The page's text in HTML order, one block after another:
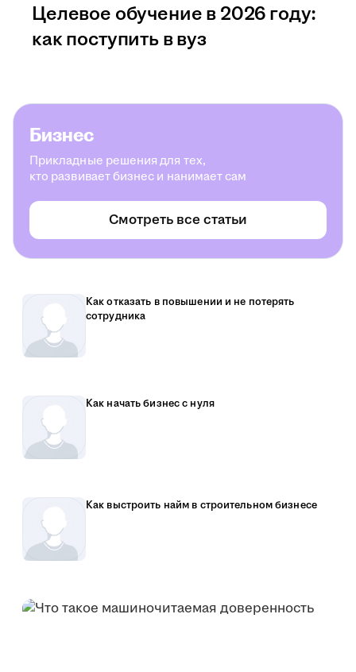
Целевое обучение в 2026 году:
как поступить в вуз
Бизнес
Прикладные решения для тех,
кто развивает бизнес и нанимает сам
Смотреть все статьи
Как отказать в повышении и не потерять
сотрудника
Как начать бизнес с нуля
Как выстроить найм в строительном бизнесе